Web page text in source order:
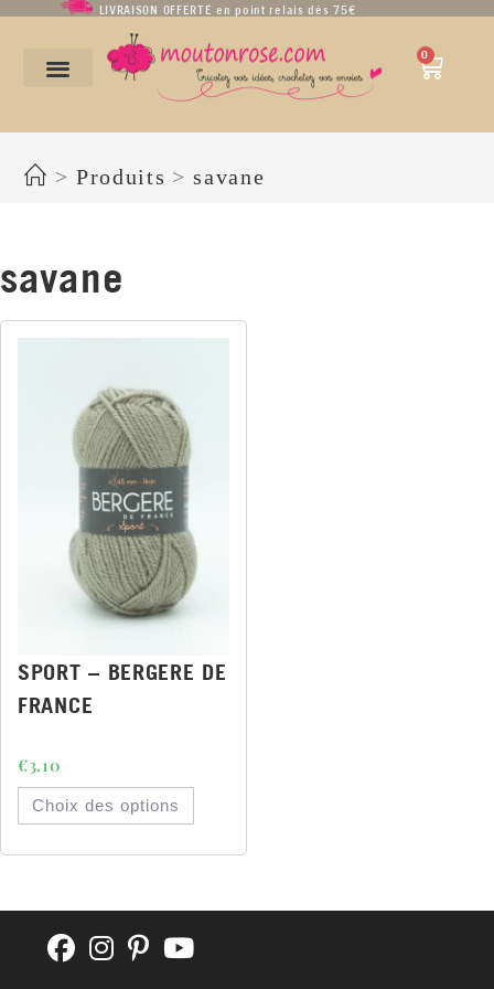
LIVRAISON OFFERTE en point relais dès 75€
0
> Produits > savane
savane
SPORT – BERGERE DE
FRANCE
€3.10
Choix des options